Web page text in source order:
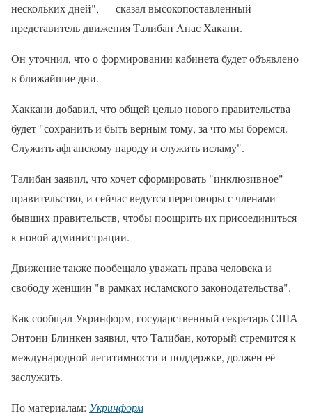
нескольких дней", — сказал высокопоставленный
представитель движения Талибан Анас Хакани.
Он уточнил, что о формировании кабинета будет объявлено
в ближайшие дни.
Хаккани добавил, что общей целью нового правительства
будет "сохранить и быть верным тому, за что мы боремся.
Служить афганскому народу и служить исламу".
Талибан заявил, что хочет сформировать "инклюзивное"
правительство, и сейчас ведутся переговоры с членами
бывших правительств, чтобы поощрить их присоединиться
к новой администрации.
Движение также пообещало уважать права человека и
свободу женщин "в рамках исламского законодательства".
Как сообщал Укринформ, государственный секретарь США
Энтони Блинкен заявил, что Талибан, который стремится к
международной легитимности и поддержке, должен её
заслужить.
По материалам: Укринформ